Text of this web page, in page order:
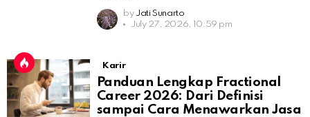
by Jati Sunarto
July 27, 2026, 10:59 pm
Karir
Panduan Lengkap Fractional
Career 2026: Dari Definisi
sampai Cara Menawarkan Jasa